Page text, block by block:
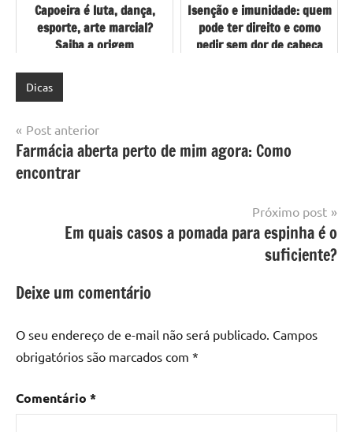
Capoeira é luta, dança,
esporte, arte marcial?
Saiba a origem
Isenção e imunidade: quem
pode ter direito e como
pedir sem dor de cabeça
Dicas
Navegação
de
Post
Post anterior
Farmácia aberta perto de mim agora: Como
encontrar
Próximo post
Em quais casos a pomada para espinha é o
suficiente?
Deixe um comentário
O seu endereço de e-mail não será publicado. Campos
obrigatórios são marcados com *
Comentário *